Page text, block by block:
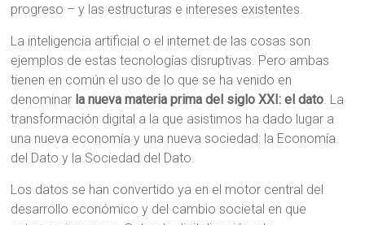
progreso – y las estructuras e intereses existentes.
La inteligencia artificial o el internet de las cosas son
ejemplos de estas tecnologías disruptivas. Pero ambas
tienen en común el uso de lo que se ha venido en
denominar la nueva materia prima del siglo XXI: el dato . La
transformación digital a la que asistimos ha dado lugar a
una nueva economía y una nueva sociedad: la Economía
del Dato y la Sociedad del Dato.
Los datos se han convertido ya en el motor central del
desarrollo económico y del cambio societal en que